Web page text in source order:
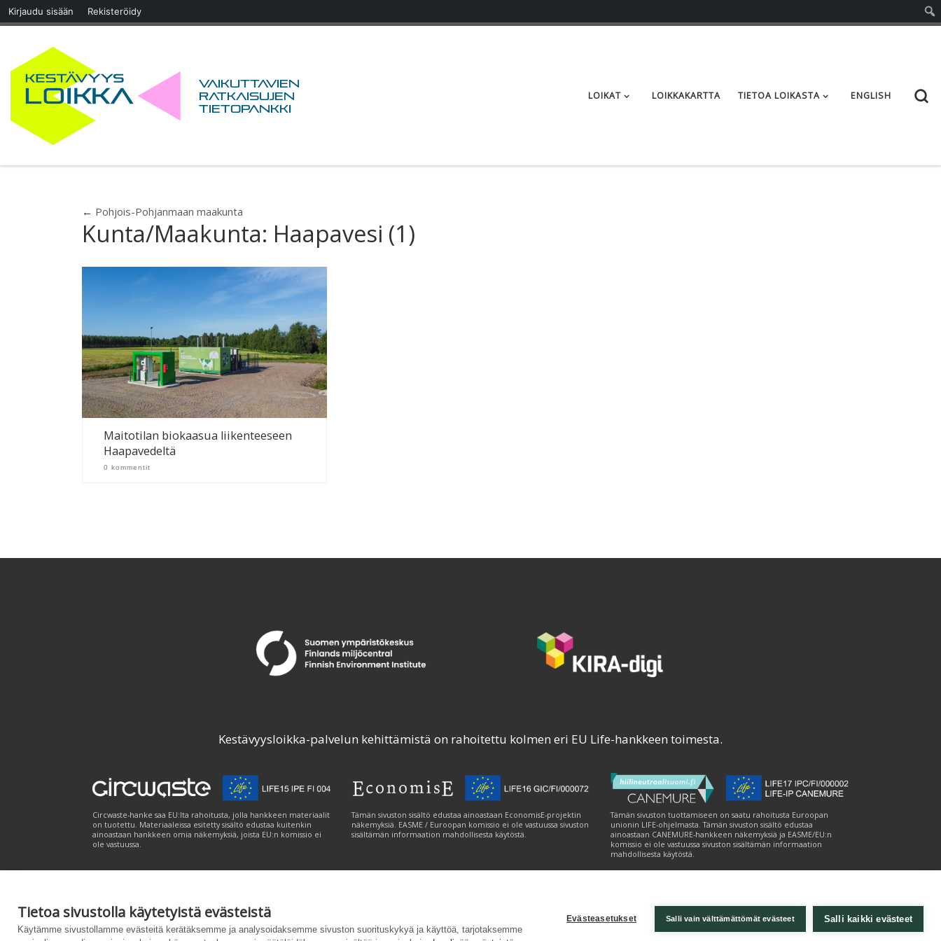
Tietoa sivustolla käytetyistä evästeistä
Käytämme sivustollamme evästeitä kerätäksemme ja analysoidaksemme sivuston suorituskykyä ja käyttöä, tarjotaksemme
Evästeasetukset Salli vain välttämättömät evästeet Salli kaikki evästeet
Kirjaudu sisään Rekisteröidy
Skip to content
Vaikuttavien
ratkaisujen
tietopankki
LOIKAT LOIKKAKARTTA TIETOA LOIKASTA ENGLISH
← Pohjois-Pohjanmaan maakunta
Kunta/Maakunta: Haapavesi (1)
Maitotilan biokaasua liikenteeseen
Haapavedeltä
0 kommentit
Kestävyysloikka-palvelun kehittämistä on rahoitettu kolmen eri EU Life-hankkeen toimesta.
Circwaste-hanke saa EU:lta rahoitusta, jolla hankkeen materiaalit
on tuotettu. Materiaaleissa esitetty sisältö edustaa kuitenkin
ainoastaan hankkeen omia näkemyksiä, joista EU:n komissio ei
ole vastuussa.
Tämän sivuston sisältö edustaa ainoastaan EconomisE-projektin
näkemyksiä. EASME / Euroopan komissio ei ole vastuussa sivuston
sisältämän informaation mahdollisesta käytöstä.
Tämän sivuston tuottamiseen on saatu rahoitusta Euroopan
unionin LIFE-ohjelmasta. Tämän sivuston sisältö edustaa
ainoastaan CANEMURE-hankkeen näkemyksiä ja EASME/EU:n
komissio ei ole vastuussa sivuston sisältämän informaation
mahdollisesta käytöstä.
Palvelukuvaus| Tietosuojailmoitus|Saavutettavuusseloste|Evästeasetukset|Lähetä palautetta (syke.fi)